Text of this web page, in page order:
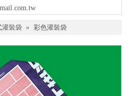
灌裝袋 » 彩色灌裝袋